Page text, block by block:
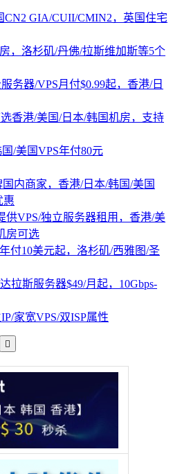
CN2 GIA/CUII/CMIN2，英国住宅
，洛杉矶/丹佛/拉斯维加斯等5个
务器/VPS月付$0.99起，香港/日
香港/美国/日本/韩国机房，支持
/美国VPS年付80元
国内商家，香港/日本/韩国/美国
惠
供VPS/独立服务器租用，香港/美
房可选
付10美元起，洛杉矶/西雅图/圣
拉斯服务器$49/月起，10Gbps-
家宽VPS/双ISP属性
